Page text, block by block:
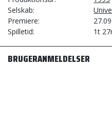
Selskab
Premiere
Spilletid
1t
BRUGERANMELDELSER